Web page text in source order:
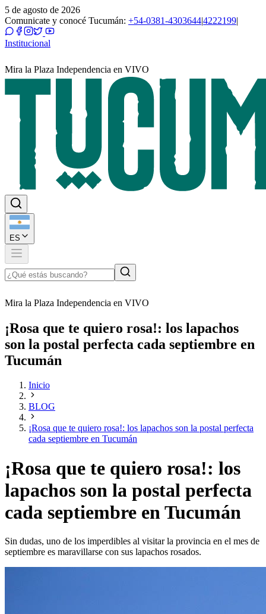
5 de agosto de 2026
Comunicate y conocé Tucumán: +54-0381-4303644|4222199|
Institucional
Mira la Plaza Independencia en VIVO
ES
Mira la Plaza Independencia en VIVO
¡Rosa que te quiero rosa!: los lapachos
son la postal perfecta cada septiembre en
Tucumán
Inicio
BLOG
¡Rosa que te quiero rosa!: los lapachos son la postal perfecta
cada septiembre en Tucumán
¡Rosa que te quiero rosa!: los
lapachos son la postal perfecta
cada septiembre en Tucumán
Sin dudas, uno de los imperdibles al visitar la provincia en el mes de
septiembre es maravillarse con sus lapachos rosados.